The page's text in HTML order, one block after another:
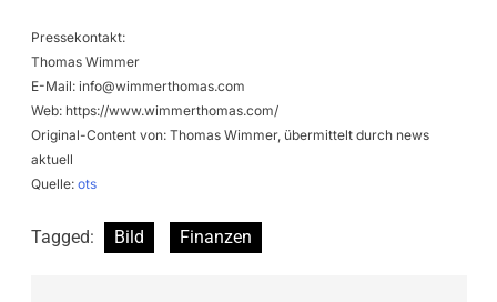
Pressekontakt:
Thomas Wimmer
E-Mail: info@wimmerthomas.com
Web: https://www.wimmerthomas.com/
Original-Content von: Thomas Wimmer, übermittelt durch news
aktuell
Quelle: ots
Tagged: Bild Finanzen